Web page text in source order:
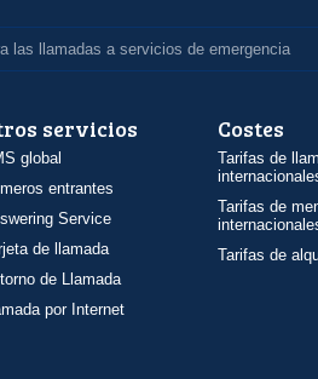
las llamadas a servicios de emergencia
servicios
global
entrantes
Service
de llamada
de Llamada
por Internet
Costes
Tarifas de
Tarifas de
Tarifas de